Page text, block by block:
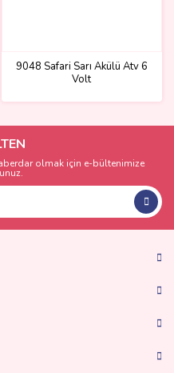
9048 Safari Sarı Akülü Atv 6
Volt
olmak için e-bültenimize